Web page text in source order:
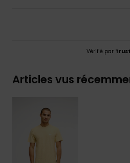
Vérifié par
Articles vus